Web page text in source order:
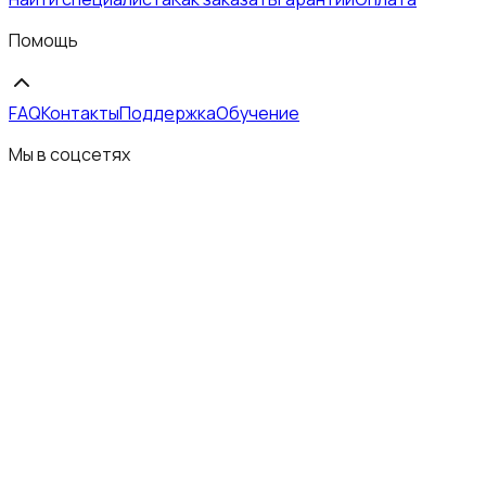
Помощь
FAQКонтактыПоддержкаОбучение
Мы в соцсетях